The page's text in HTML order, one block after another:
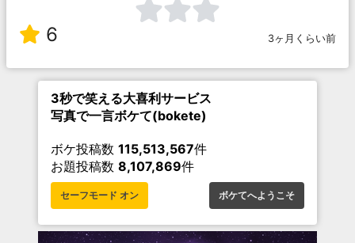
6 3ヶ月くらい前
3秒で笑える大喜利サービス
写真で一言ボケて(bokete)
ボケ投稿数 115,513,567件
お題投稿数 8,107,869件
セーフモード オン ボケてへようこそ